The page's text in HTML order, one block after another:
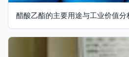
醋酸乙酯的主要用途与工业价值分